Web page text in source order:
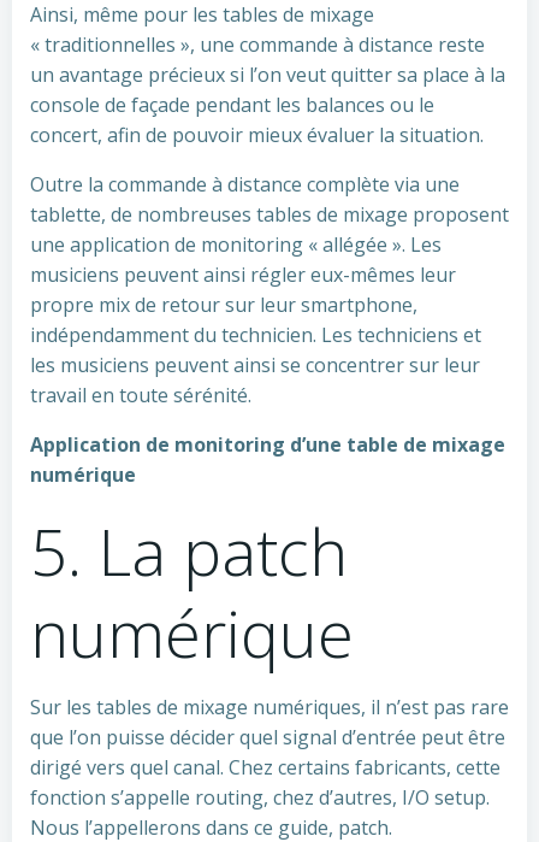
Ainsi, même pour les tables de mixage
« traditionnelles », une commande à distance reste
un avantage précieux si l’on veut quitter sa place à la
console de façade pendant les balances ou le
concert, afin de pouvoir mieux évaluer la situation.
Outre la commande à distance complète via une
tablette, de nombreuses tables de mixage proposent
une application de monitoring « allégée ». Les
musiciens peuvent ainsi régler eux-mêmes leur
propre mix de retour sur leur smartphone,
indépendamment du technicien. Les techniciens et
les musiciens peuvent ainsi se concentrer sur leur
travail en toute sérénité.
Application de monitoring d’une table de mixage
numérique
5. La patch
numérique
Sur les tables de mixage numériques, il n’est pas rare
que l’on puisse décider quel signal d’entrée peut être
dirigé vers quel canal. Chez certains fabricants, cette
fonction s’appelle routing, chez d’autres, I/O setup.
Nous l’appellerons dans ce guide, patch.